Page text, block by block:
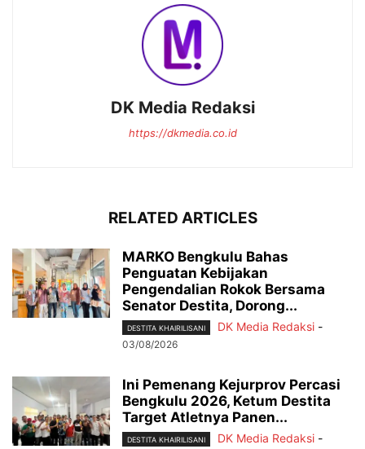
DK Media Redaksi
https://dkmedia.co.id
RELATED ARTICLES
MARKO Bengkulu Bahas
Penguatan Kebijakan
Pengendalian Rokok Bersama
Senator Destita, Dorong...
DESTITA KHAIRILISANI DK Media Redaksi -
03/08/2026
Ini Pemenang Kejurprov Percasi
Bengkulu 2026, Ketum Destita
Target Atletnya Panen...
DESTITA KHAIRILISANI DK Media Redaksi -